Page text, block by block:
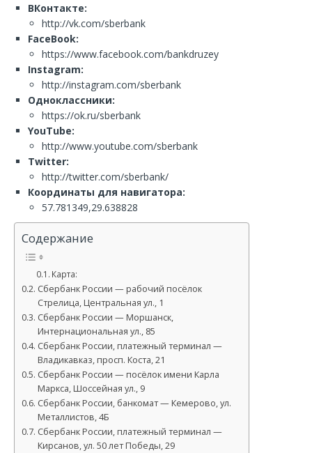
ВКонтакте:
http://vk.com/sberbank
FaceBook:
https://www.facebook.com/bankdruzey
Instagram:
http://instagram.com/sberbank
Одноклассники:
https://ok.ru/sberbank
YouTube:
http://www.youtube.com/sberbank
Twitter:
http://twitter.com/sberbank/
Координаты для навигатора:
57.781349,29.638828
Содержание
Карта:
Сбербанк России — рабочий посёлок
Стрелица, Центральная ул., 1
Сбербанк России — Моршанск,
Интернациональная ул., 85
Сбербанк России, платежный терминал —
Владикавказ, просп. Коста, 21
Сбербанк России — посёлок имени Карла
Маркса, Шоссейная ул., 9
Сбербанк России, банкомат — Кемерово, ул.
Металлистов, 4Б
Сбербанк России, платежный терминал —
Кирсанов, ул. 50 лет Победы, 29